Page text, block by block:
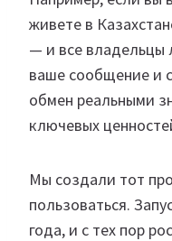
живете в
— и все владельцы
ваше сообщение и
обмен реальными
ключевых
Мы создали тот
пользоваться.
года, и с тех пор